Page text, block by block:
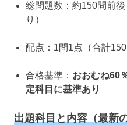
総問題数：約150問前
り）
配点：1問1点（合計150
合格基準： おおむね60
定科目に基準あり
出題科目と内容（最新